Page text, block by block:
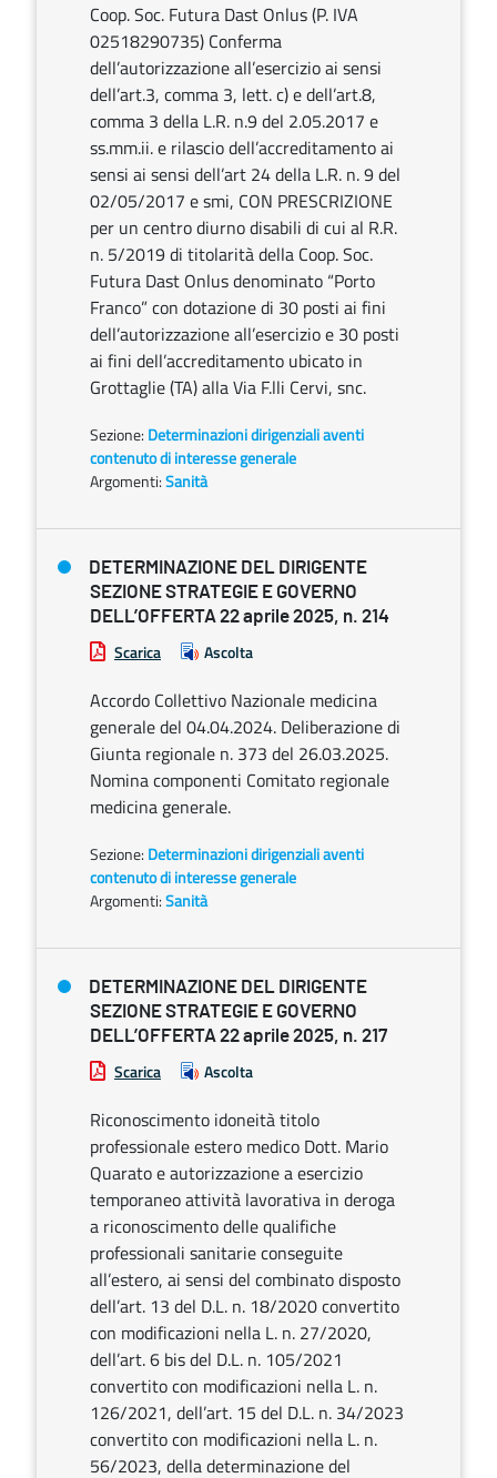
Coop. Soc. Futura Dast Onlus (P. IVA
02518290735) Conferma
dell’autorizzazione all’esercizio ai sensi
dell’art.3, comma 3, lett. c) e dell’art.8,
comma 3 della L.R. n.9 del 2.05.2017 e
ss.mm.ii. e rilascio dell’accreditamento ai
sensi ai sensi dell’art 24 della L.R. n. 9 del
02/05/2017 e smi, CON PRESCRIZIONE
per un centro diurno disabili di cui al R.R.
n. 5/2019 di titolarità della Coop. Soc.
Futura Dast Onlus denominato “Porto
Franco” con dotazione di 30 posti ai fini
dell’autorizzazione all’esercizio e 30 posti
ai fini dell’accreditamento ubicato in
Grottaglie (TA) alla Via F.lli Cervi, snc.
Sezione: Determinazioni dirigenziali aventi
contenuto di interesse generale
Argomenti:Sanità
DETERMINAZIONE DEL DIRIGENTE
SEZIONE STRATEGIE E GOVERNO
DELL’OFFERTA 22 aprile 2025, n. 214
Scarica Ascolta
Accordo Collettivo Nazionale medicina
generale del 04.04.2024. Deliberazione di
Giunta regionale n. 373 del 26.03.2025.
Nomina componenti Comitato regionale
medicina generale.
Sezione: Determinazioni dirigenziali aventi
contenuto di interesse generale
Argomenti:Sanità
DETERMINAZIONE DEL DIRIGENTE
SEZIONE STRATEGIE E GOVERNO
DELL’OFFERTA 22 aprile 2025, n. 217
Scarica Ascolta
Riconoscimento idoneità titolo
professionale estero medico Dott. Mario
Quarato e autorizzazione a esercizio
temporaneo attività lavorativa in deroga
a riconoscimento delle qualifiche
professionali sanitarie conseguite
all’estero, ai sensi del combinato disposto
dell’art. 13 del D.L. n. 18/2020 convertito
con modificazioni nella L. n. 27/2020,
dell’art. 6 bis del D.L. n. 105/2021
convertito con modificazioni nella L. n.
126/2021, dell’art. 15 del D.L. n. 34/2023
convertito con modificazioni nella L. n.
56/2023, della determinazione del